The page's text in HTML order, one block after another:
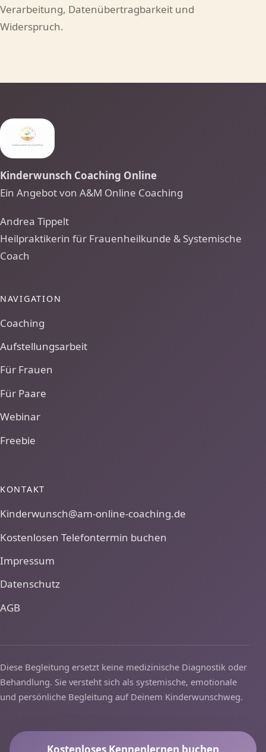
Verarbeitung, Datenübertragbarkeit und
Widerspruch.
Kinderwunsch Coaching Online
Ein Angebot von A&M Online Coaching
Andrea Tippelt
Heilpraktikerin für Frauenheilkunde & Systemische
Coach
NAVIGATION
Coaching
Aufstellungsarbeit
Für Frauen
Für Paare
Webinar
Freebie
KONTAKT
Kinderwunsch@am-online-coaching.de
Kostenlosen Telefontermin buchen
Impressum
Datenschutz
AGB
Diese Begleitung ersetzt keine medizinische Diagnostik oder
Behandlung. Sie versteht sich als systemische, emotionale
und persönliche Begleitung auf Deinem Kinderwunschweg.